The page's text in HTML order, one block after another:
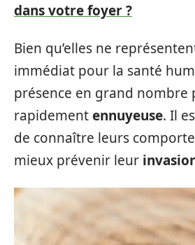
dans votre foyer ?
Bien qu’elles ne
immédiat pour la santé
présence en grand nombre
rapidementennuyeuse. Il
de connaître leurs
mieux prévenir leur